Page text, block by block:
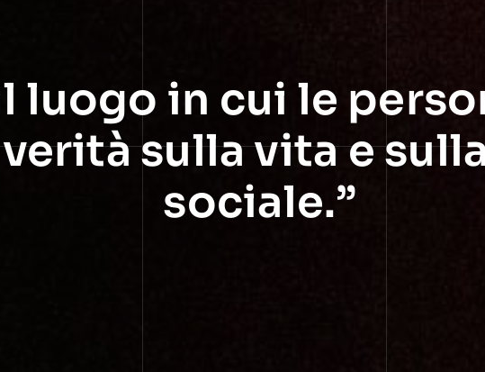
luogo in cui le
sulla vita e
sociale.”